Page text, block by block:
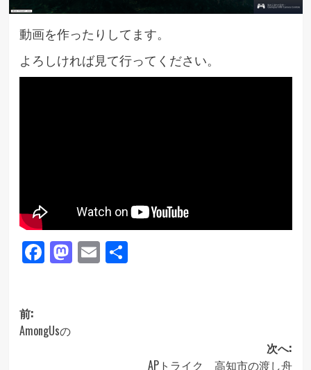
動画を作ったりしてます。
よろしければ見て行ってください。
Facebook
Mastodon
Email
共
投
稿
前:
AmongUsの
次へ:
APトライク 高知市の渡し舟